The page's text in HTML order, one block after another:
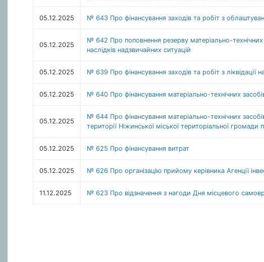
05.12.2025 № 643 Про фінансування заходів та робіт з
05.12.2025
№ 642 Про поповнення резерву матеріально-технічних
наслідків надзвичайних ситуацій
05.12.2025 № 639 Про фінансування заходів та робіт з ліквідації
05.12.2025 № 640 Про фінансування матеріально-технічних
05.12.2025
№ 644 Про фінансування матеріально-технічних
території Ніжинської міської територіальної громади
05.12.2025 № 625 Про фінансування витрат
05.12.2025 № 626 Про організацію прийому керівника Агенції
11.12.2025 № 623 Про відзначення з нагоди Дня місцевого